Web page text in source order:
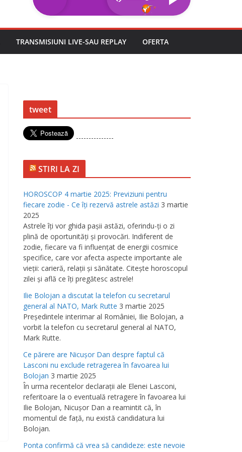
TRANSMISIUNI LIVE-SAU REPLAY OFERTA
tweet
---------------
STIRI LA ZI
HOROSCOP 4 martie 2025: Previziuni pentru
fiecare zodie - Ce îţi rezervă astrele astăzi 3 martie
2025
Astrele îţi vor ghida paşii astăzi, oferindu-ţi o zi
plină de oportunităţi şi provocări. Indiferent de
zodie, fiecare va fi influenţat de energii cosmice
specifice, care vor afecta aspecte importante ale
vieţii: carieră, relaţii şi sănătate. Citeşte horoscopul
zilei şi află ce îţi pregătesc astrele!
Ilie Bolojan a discutat la telefon cu secretarul
general al NATO, Mark Rutte 3 martie 2025
Preşedintele interimar al României, Ilie Bolojan, a
vorbit la telefon cu secretarul general al NATO,
Mark Rutte.
Ce părere are Nicuşor Dan despre faptul că
Lasconi nu exclude retragerea în favoarea lui
Bolojan 3 martie 2025
În urma recentelor declaraţii ale Elenei Lasconi,
referitoare la o eventuală retragere în favoarea lui
Ilie Bolojan, Nicuşor Dan a reamintit că, în
momentul de faţă, nu există candidatura lui
Bolojan.
Ponta confirmă că vrea să candideze: este nevoie